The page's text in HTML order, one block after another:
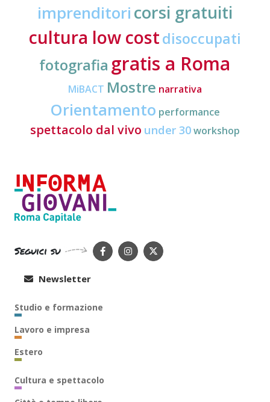
imprenditori corsi gratuiti
cultura low costdisoccupati
fotografia gratis a Roma
MiBACT Mostre narrativa
Orientamento performance
spettacolo dal vivo under 30workshop
Seguici su
Newsletter
Studio e formazione
Lavoro e impresa
Estero
Cultura e spettacolo